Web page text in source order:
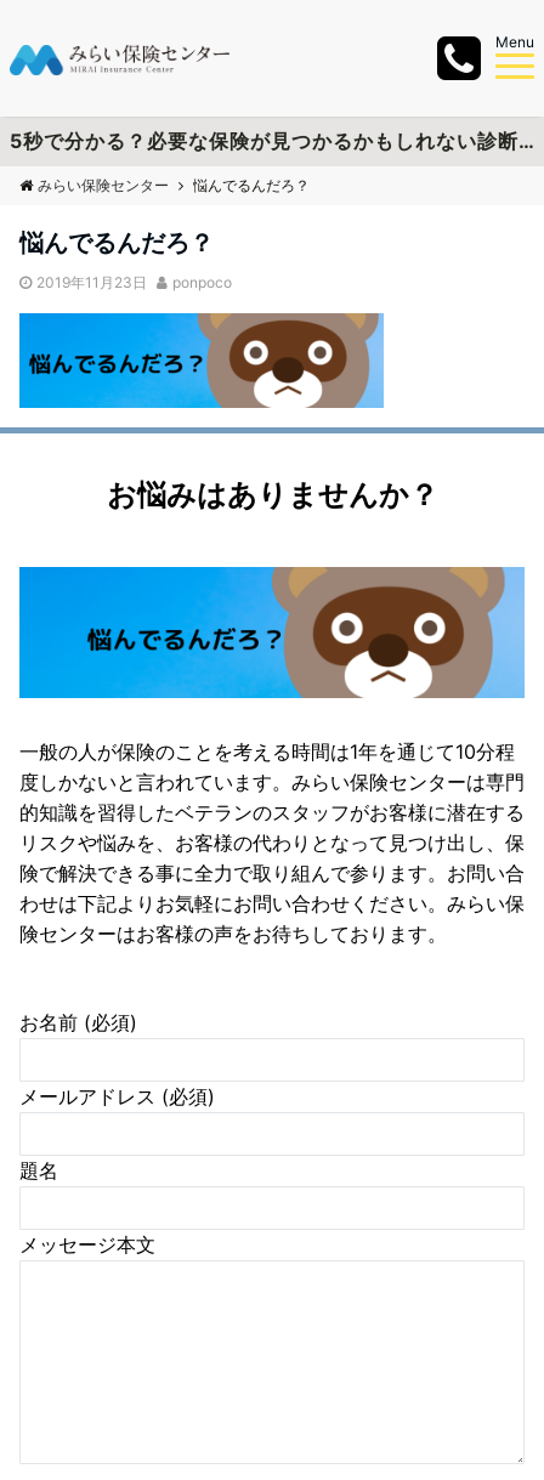
Menu
5秒で分かる？必要な保険が見つかるかもしれない診断チャートを作成しました
みらい保険センター 悩んでるんだろ？
悩んでるんだろ？
2019年11月23日 ponpoco
お悩みはありませんか？
一般の人が保険のことを考える時間は1年を通じて10分程
度しかないと言われています。みらい保険センターは専門
的知識を習得したベテランのスタッフがお客様に潜在する
リスクや悩みを、お客様の代わりとなって見つけ出し、保
険で解決できる事に全力で取り組んで参ります。お問い合
わせは下記よりお気軽にお問い合わせください。みらい保
険センターはお客様の声をお待ちしております。
お名前 (必須)
メールアドレス (必須)
題名
メッセージ本文